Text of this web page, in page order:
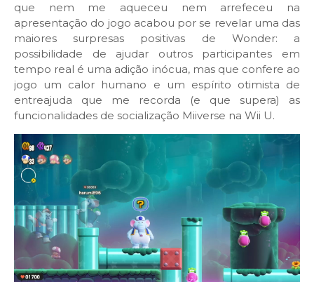
que nem me aqueceu nem arrefeceu na
apresentação do jogo acabou por se revelar uma das
maiores surpresas positivas de Wonder: a
possibilidade de ajudar outros participantes em
tempo real é uma adição inócua, mas que confere ao
jogo um calor humano e um espírito otimista de
entreajuda que me recorda (e que supera) as
funcionalidades de socialização Miiverse na Wii U.